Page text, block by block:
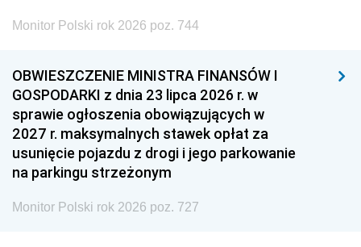
Monitor Polski rok 2026 poz. 744
OBWIESZCZENIE MINISTRA FINANSÓW I
GOSPODARKI z dnia 23 lipca 2026 r. w
sprawie ogłoszenia obowiązujących w
2027 r. maksymalnych stawek opłat za
usunięcie pojazdu z drogi i jego parkowanie
na parkingu strzeżonym
Monitor Polski rok 2026 poz. 727